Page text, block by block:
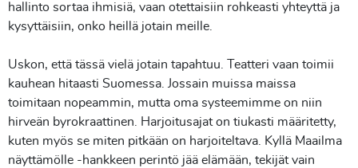
hallinto sortaa ihmisiä, vaan otettaisiin rohkeasti yhteyttä ja
kysyttäisiin, onko heillä jotain meille.
Uskon, että tässä vielä jotain tapahtuu. Teatteri vaan toimii
kauhean hitaasti Suomessa. Jossain muissa maissa
toimitaan nopeammin, mutta oma systeemimme on niin
hirveän byrokraattinen. Harjoitusajat on tiukasti määritetty,
kuten myös se miten pitkään on harjoiteltava. Kyllä Maailma
näyttämölle -hankkeen perintö jää elämään, tekijät vain